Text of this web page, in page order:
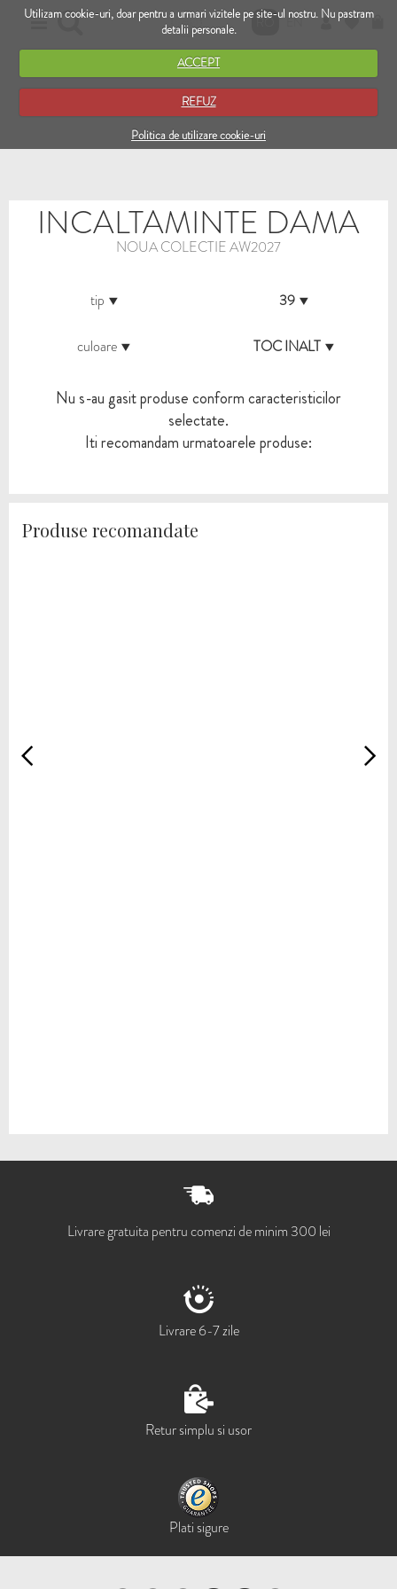
Utilizam cookie-uri, doar pentru a urmari vizitele pe site-ul nostru. Nu pastram
detalii personale.
ACCEPT
REFUZ
Politica de utilizare cookie-uri
RO EN
INCALTAMINTE DAMA
NOUA COLECTIE AW2027
tip 39
culoare TOC INALT
Nu s-au gasit produse conform caracteristicilor
selectate.
Iti recomandam urmatoarele produse:
Produse recomandate
Livrare gratuita pentru comenzi de minim 300 lei
Livrare 6-7 zile
Retur simplu si usor
Plati sigure